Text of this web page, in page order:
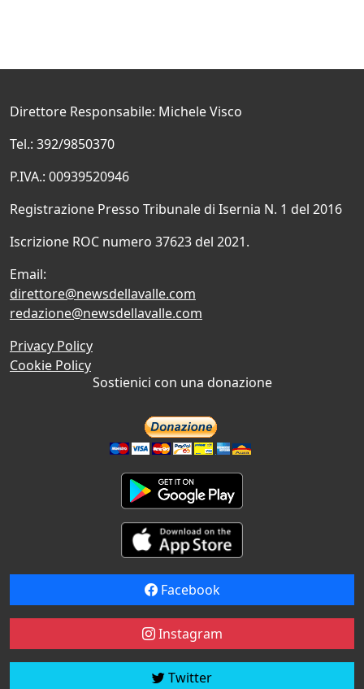
Direttore Responsabile: Michele Visco
Tel.: 392/9850370
P.IVA.: 00939520946
Registrazione Presso Tribunale di Isernia N. 1 del 2016
Iscrizione ROC numero 37623 del 2021.
Email:
direttore@newsdellavalle.com
redazione@newsdellavalle.com
Privacy Policy
Cookie Policy
Sostienici con una donazione
Facebook
Instagram
Twitter